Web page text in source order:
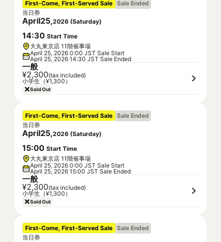
First-Come, First-Served Sale Sale Ended
当日券
April25,2026 (Saturday)
14:30 Start Time
大丸東京店 11階催事場
April 25, 2026 0:00 JST Sale Start
April 25, 2026 14:30 JST Sale Ended
一般
¥2,300(tax included)
小学生（¥1,300）
Sold Out
First-Come, First-Served Sale Sale Ended
当日券
April25,2026 (Saturday)
15:00 Start Time
大丸東京店 11階催事場
April 25, 2026 0:00 JST Sale Start
April 25, 2026 15:00 JST Sale Ended
一般
¥2,300(tax included)
小学生（¥1,300）
Sold Out
First-Come, First-Served Sale Sale Ended
当日券